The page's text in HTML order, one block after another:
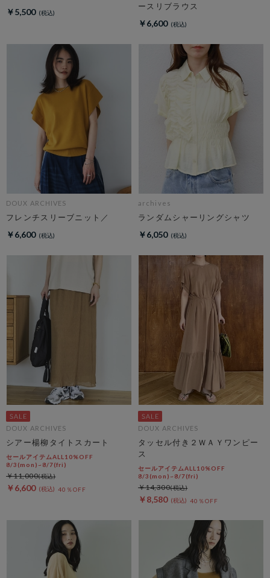
￥5,500
ースリブラウス
￥6,600
DOUX ARCHIVES
フレンチスリーブニット／
￥6,600
archives
ランダムシャーリングシャツ
￥6,050
DOUX ARCHIVES
シアー楊柳タイトスカート
セールアイテムALL10%OFF
8/3(mon)~8/7(fri)
￥6,600 40％OFF
￥11,000
DOUX ARCHIVES
タッセル付き２ＷＡＹワンピー
ス
セールアイテムALL10%OFF
8/3(mon)~8/7(fri)
￥8,580 40％OFF
￥14,300